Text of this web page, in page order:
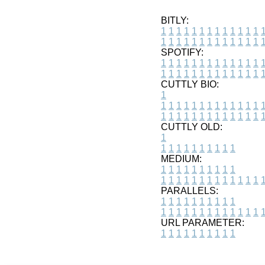
BITLY:
1 1 1 1 1 1 1 1 1 1 1 1 1 1
1 1 1 1 1 1 1 1 1 1 1 1 1 1
SPOTIFY:
1 1 1 1 1 1 1 1 1 1 1 1 1 1
1 1 1 1 1 1 1 1 1 1 1 1 1 1
CUTTLY BIO:
1
1 1 1 1 1 1 1 1 1 1 1 1 1 1
1 1 1 1 1 1 1 1 1 1 1 1 1 1
CUTTLY OLD:
1
1 1 1 1 1 1 1 1 1 1
MEDIUM:
1 1 1 1 1 1 1 1 1 1
1 1 1 1 1 1 1 1 1 1 1 1 1 1
PARALLELS:
1 1 1 1 1 1 1 1 1 1
1 1 1 1 1 1 1 1 1 1 1 1 1 1
URL PARAMETER:
1 1 1 1 1 1 1 1 1 1